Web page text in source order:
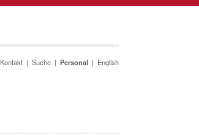
Kontakt | Suche | Personal | English